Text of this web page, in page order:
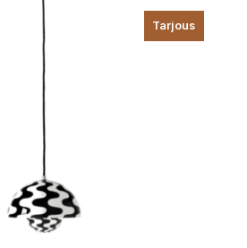
Tarjous